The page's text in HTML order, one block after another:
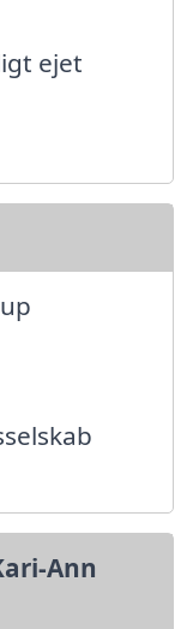
ejet
Ann